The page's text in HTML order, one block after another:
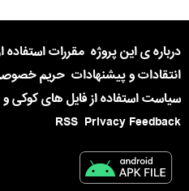
درباره ی این پروژه مقررات استفاده
انتقادات و پیشنهادات حریم
سیاست استفاده از فایل های کوکی
Privacy Feedback
RSS